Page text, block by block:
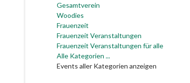
Gesamtverein
Woodies
Frauenzeit
Frauenzeit Veranstaltungen
Frauenzeit Veranstaltungen für alle
Alle Kategorien ...
Events aller Kategorien anzeigen